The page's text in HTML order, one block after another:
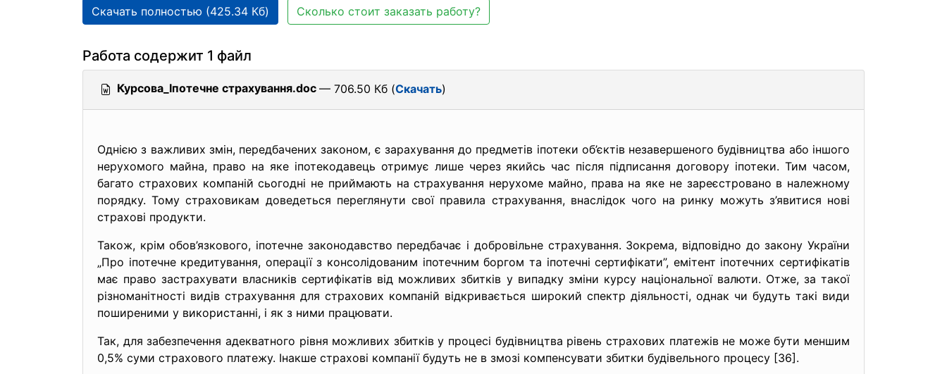
Скачать полностью (425.34 Кб) Сколько стоит заказать работу?
Работа содержит 1 файл
Курсова_Іпотечне страхування.doc — 706.50 Кб (Скачать)
Однією з важливих змін, передбачених законом, є зарахування до предметів іпотеки об’єктів незавершеного будівництва або іншого
нерухомого майна, право на яке іпотекодавець отримує лише через якийсь час після підписання договору іпотеки. Тим часом,
багато страхових компаній сьогодні не приймають на страхування нерухоме майно, права на яке не зареєстровано в належному
порядку. Тому страховикам доведеться переглянути свої правила страхування, внаслідок чого на ринку можуть з’явитися нові
страхові продукти.
Також, крім обов’язкового, іпотечне законодавство передбачає і добровільне страхування. Зокрема, відповідно до закону України
„Про іпотечне кредитування, операції з консолідованим іпотечним боргом та іпотечні сертифікати”, емітент іпотечних сертифікатів
має право застрахувати власників сертифікатів від можливих збитків у випадку зміни курсу національної валюти. Отже, за такої
різноманітності видів страхування для страхових компаній відкривається широкий спектр діяльності, однак чи будуть такі види
поширеними у використанні, і як з ними працювати.
Так, для забезпечення адекватного рівня можливих збитків у процесі будівництва рівень страхових платежів не може бути меншим
0,5% суми страхового платежу. Інакше страхові компанії будуть не в змозі компенсувати збитки будівельного процесу [36].